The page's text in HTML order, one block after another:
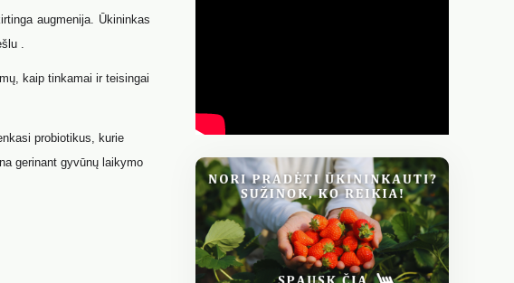
augmenija. Ūkininkas
.
kaip tinkamai ir teisingai
probiotikus, kurie
gerinant gyvūnų laikymo